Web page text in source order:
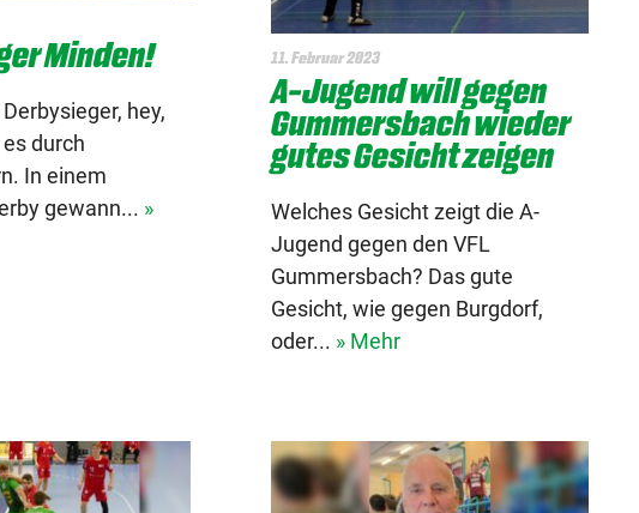
Minden!
hey,
durch
In einem
gewann... »
11. Februar 2023
A-Jugend will gegen
Gummersbach wieder
gutes Gesicht zeigen
Welches Gesicht zeigt die A-
Jugend gegen den VFL
Gummersbach? Das gute
Gesicht, wie gegen Burgdorf,
oder... » Mehr